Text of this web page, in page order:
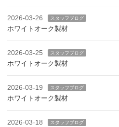
2026-03-26 スタッフブログ
ホワイトオーク製材
2026-03-25 スタッフブログ
ホワイトオーク製材
2026-03-19 スタッフブログ
ホワイトオーク製材
2026-03-18 スタッフブログ